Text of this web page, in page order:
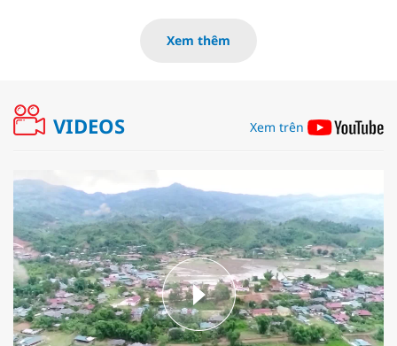
Xem thêm
VIDEOS Xem trên